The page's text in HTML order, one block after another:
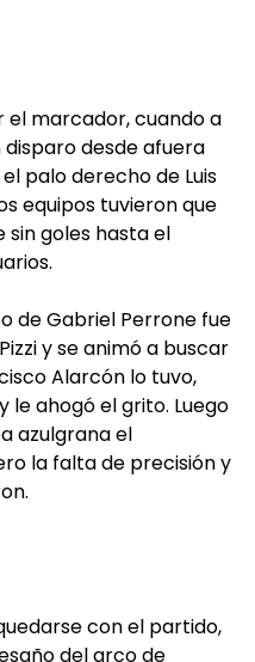
el marcador, cuando a
disparo desde afuera
palo derecho de Luis
equipos tuvieron que
goles hasta el
de Gabriel Perrone fue
y se animó a buscar
Alarcón lo tuvo,
le ahogó el grito. Luego
azulgrana el
la falta de precisión y
con el partido,
del arco de